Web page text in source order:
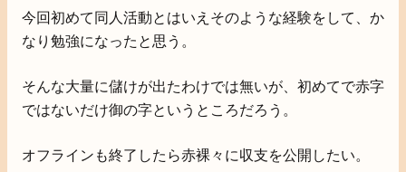
今回初めて同人活動とはいえそのような経験をして、か
なり勉強になったと思う。
そんな大量に儲けが出たわけでは無いが、初めてで赤字
ではないだけ御の字というところだろう。
オフラインも終了したら赤裸々に収支を公開したい。